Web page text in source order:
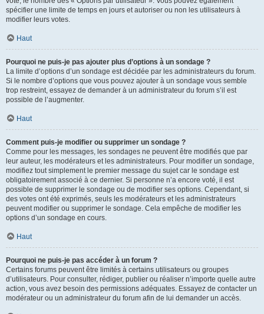
spécifier une limite de temps en jours et autoriser ou non les utilisateurs à
modifier leurs votes.
Haut
Pourquoi ne puis-je pas ajouter plus d’options à un sondage ?
La limite d’options d’un sondage est décidée par les administrateurs du forum.
Si le nombre d’options que vous pouvez ajouter à un sondage vous semble
trop restreint, essayez de demander à un administrateur du forum s’il est
possible de l’augmenter.
Haut
Comment puis-je modifier ou supprimer un sondage ?
Comme pour les messages, les sondages ne peuvent être modifiés que par
leur auteur, les modérateurs et les administrateurs. Pour modifier un sondage,
modifiez tout simplement le premier message du sujet car le sondage est
obligatoirement associé à ce dernier. Si personne n’a encore voté, il est
possible de supprimer le sondage ou de modifier ses options. Cependant, si
des votes ont été exprimés, seuls les modérateurs et les administrateurs
peuvent modifier ou supprimer le sondage. Cela empêche de modifier les
options d’un sondage en cours.
Haut
Pourquoi ne puis-je pas accéder à un forum ?
Certains forums peuvent être limités à certains utilisateurs ou groupes
d’utilisateurs. Pour consulter, rédiger, publier ou réaliser n’importe quelle autre
action, vous avez besoin des permissions adéquates. Essayez de contacter un
modérateur ou un administrateur du forum afin de lui demander un accès.